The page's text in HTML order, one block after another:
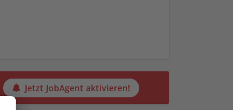
Jetzt JobAgent aktivieren!